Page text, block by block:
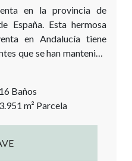
en la provincia de
España. Esta hermosa
en Andalucía tiene
que se han mantenido
y armoniosas
ha sido completamente
características de
tiempo el confort
16 Baños
3.951 m² Parcela